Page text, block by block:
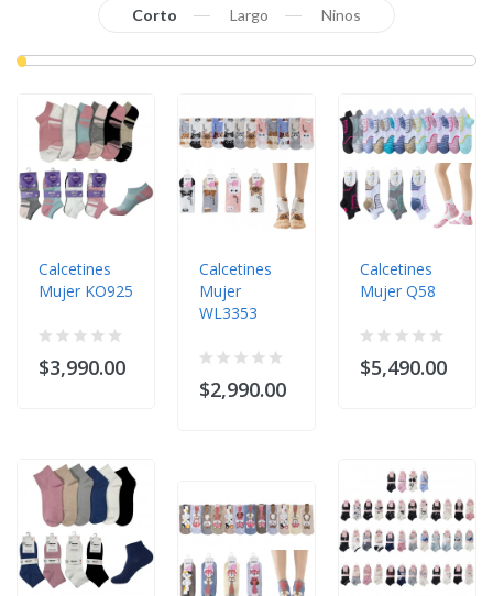
Corto Largo Ninos
Calcetines
Mujer KO925
$3,990.00
Calcetines
Mujer
WL3353
$2,990.00
Calcetines
Mujer Q58
$5,490.00